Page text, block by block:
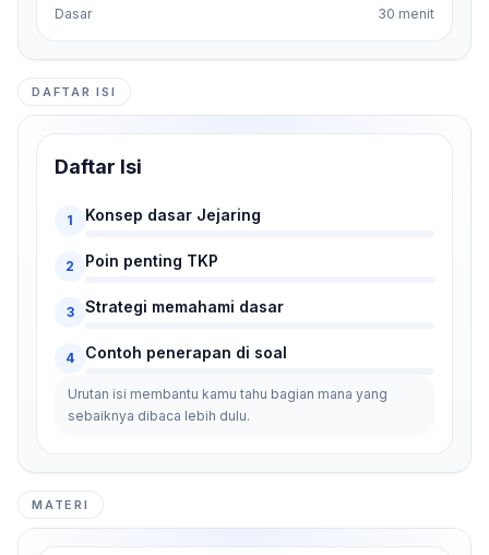
Dasar 30 menit
DAFTAR ISI
Daftar Isi
1 Konsep dasar Jejaring
2 Poin penting TKP
3 Strategi memahami dasar
4 Contoh penerapan di soal
Urutan isi membantu kamu tahu bagian mana yang
sebaiknya dibaca lebih dulu.
MATERI